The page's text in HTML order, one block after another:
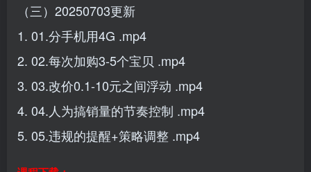
（三）20250703更新
1. 01.分手机用4G .mp4
2. 02.每次加购3-5个宝贝 .mp4
3. 03.改价0.1-10元之间浮动 .mp4
4. 04.人为搞销量的节奏控制 .mp4
5. 05.违规的提醒+策略调整 .mp4